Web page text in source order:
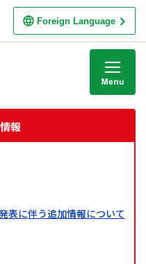
Foreign Language
報
表に伴う追加情報について